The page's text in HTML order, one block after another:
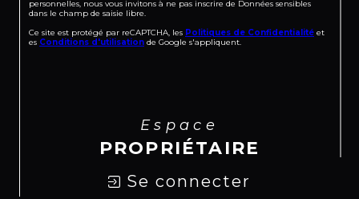
personnelles, nous vous invitons à ne pas inscrire de Données sensibles
dans le champ de saisie libre.
Ce site est protégé par reCAPTCHA, les Politiques de Confidentialité et
es Conditions d'utilisation de Google s'appliquent.
Espace
PROPRIÉTAIRE
Se connecter